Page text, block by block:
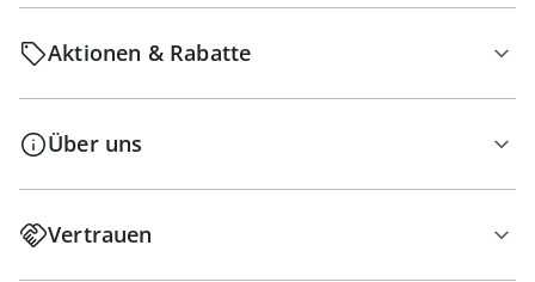
Aktionen & Rabatte
Über uns
Vertrauen